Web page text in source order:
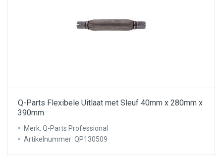
Q-Parts Flexibele Uitlaat met Sleuf 40mm x 280mm x
390mm
Merk: Q-Parts Professional
Artikelnummer: QP130509